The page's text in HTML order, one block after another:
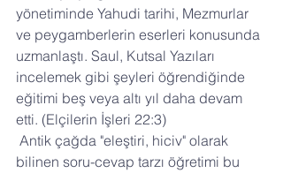
yönetiminde Yahudi tarihi, Mezmurlar
ve peygamberlerin eserleri konusunda
uzmanlaştı. Saul, Kutsal Yazıları
incelemek gibi şeyleri öğrendiğinde
eğitimi beş veya altı yıl daha devam
etti. (Elçilerin İşleri 22:3)
bilinen soru-cevap tarzı öğretimi bu